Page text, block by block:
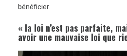
bénéficier.
« la loi n’est pas parfaite,
avoir une mauvaise loi que